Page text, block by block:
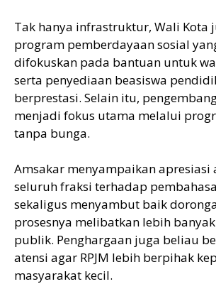
Tak hanya infrastruktur, Wali Kota
program pemberdayaan sosial
difokuskan pada bantuan untuk
serta penyediaan beasiswa
berprestasi. Selain itu,
menjadi fokus utama melalui
tanpa bunga.
Amsakar menyampaikan apresiasi
seluruh fraksi terhadap
sekaligus menyambut baik
prosesnya melibatkan lebih
publik. Penghargaan juga beliau
atensi agar RPJM lebih berpihak
masyarakat kecil.